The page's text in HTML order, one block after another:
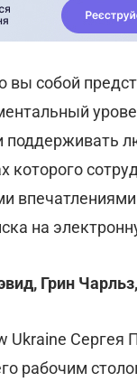
вы собой
поддерживать
которого
на
Грин
Ukraine
рабочим